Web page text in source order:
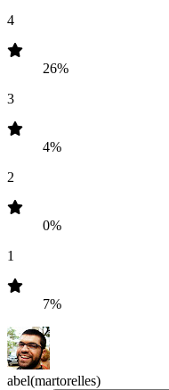
4
26%
3
4%
2
0%
1
7%
abel(martorelles)